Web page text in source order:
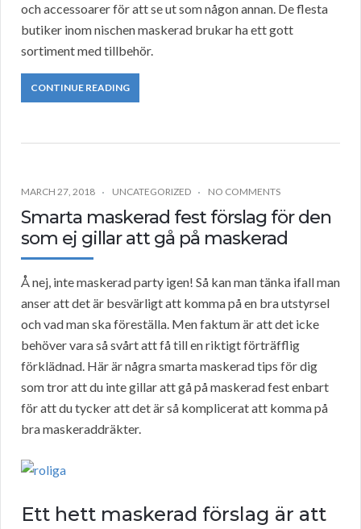
och accessoarer för att se ut som någon annan. De flesta
butiker inom nischen maskerad brukar ha ett gott
sortiment med tillbehör.
CONTINUE READING
MARCH 27, 2018 UNCATEGORIZED NO COMMENTS
Smarta maskerad fest förslag för den
som ej gillar att gå på maskerad
Å nej, inte maskerad party igen! Så kan man tänka ifall man
anser att det är besvärligt att komma på en bra utstyrsel
och vad man ska föreställa. Men faktum är att det icke
behöver vara så svårt att få till en riktigt förträfflig
förklädnad. Här är några smarta maskerad tips för dig
som tror att du inte gillar att gå på maskerad fest enbart
för att du tycker att det är så komplicerat att komma på
bra maskeraddräkter.
Ett hett maskerad förslag är att